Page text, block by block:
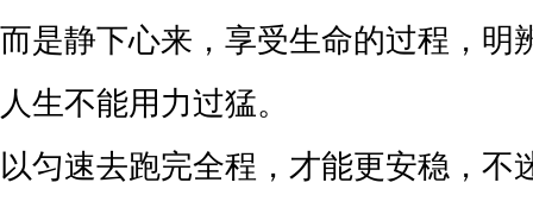
而是静下心来，享受生命的过程，明
人生不能用力过猛。
以匀速去跑完全程，才能更安稳，不